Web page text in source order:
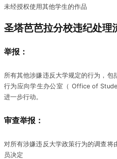
未经授权使用其他学生的作品
圣塔芭芭拉分校违纪处理
举报：
所有其他涉嫌违反大学规定的行为，包
行为应向学生办公室（ Office of
进一步行动。
审查举报：
对所有涉嫌违反大学政策行为的调查将
员决定